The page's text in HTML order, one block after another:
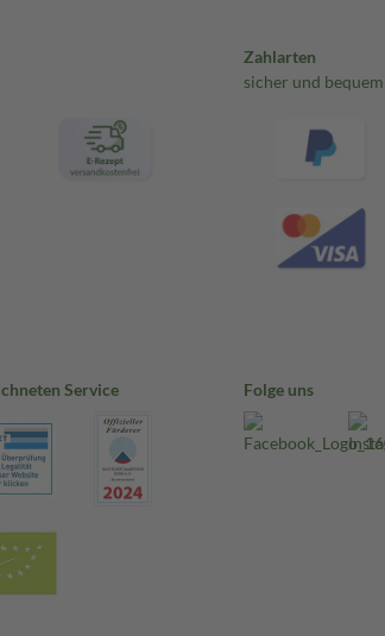
Zahlarten
sicher und bequem
Service Folge uns